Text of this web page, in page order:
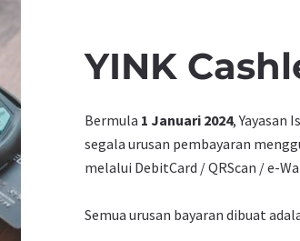
YINK
Bermula 1 Januari 2024, Yayasan
segala urusan pembayaran
melalui DebitCard / QRScan / e-
Semua urusan bayaran dibuat